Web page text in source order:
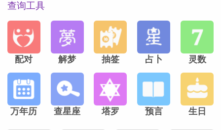
查询工具
配对 解梦 抽签 占卜 灵数
万年历 查星座 塔罗 预言 生日